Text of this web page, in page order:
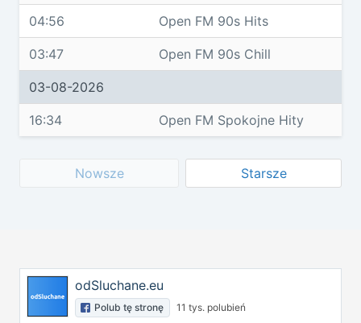
04:56 Open FM 90s Hits
03:47 Open FM 90s Chill
03-08-2026
16:34 Open FM Spokojne Hity
Nowsze Starsze
odSluchane.eu
Polub tę stronę 11 tys. polubień